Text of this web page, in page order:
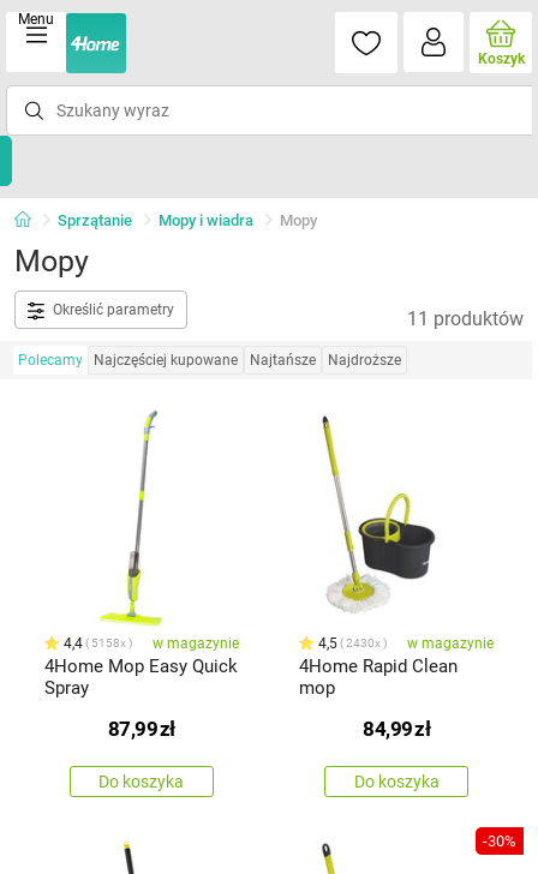
Menu
Koszyk
Sprzątanie Mopy i wiadra Mopy
Mopy
Określić parametry 11 produktów
Polecamy Najczęściej kupowane Najtańsze Najdroższe
4,4 5158x w magazynie
4Home Mop Easy Quick
Spray
87,99zł
Do koszyka
4,5 2430x w magazynie
4Home Rapid Clean
mop
84,99zł
Do koszyka
-30%